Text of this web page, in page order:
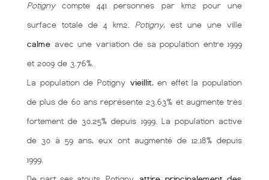
Potignycompte 441 personnes par km2 pour une
surface totale de 4 km2. Potigny, est une une ville
calme avec une variation de sa population entre 1999
et 2009 de 3.76%.
La population de Potignyvieillit, en effet la population
de plus de 60 ans représente 23.63% et augmente très
fortement de 30.25% depuis 1999. La population active
de 30 à 59 ans, eux ont augmenté de 12.18% depuis
1999.